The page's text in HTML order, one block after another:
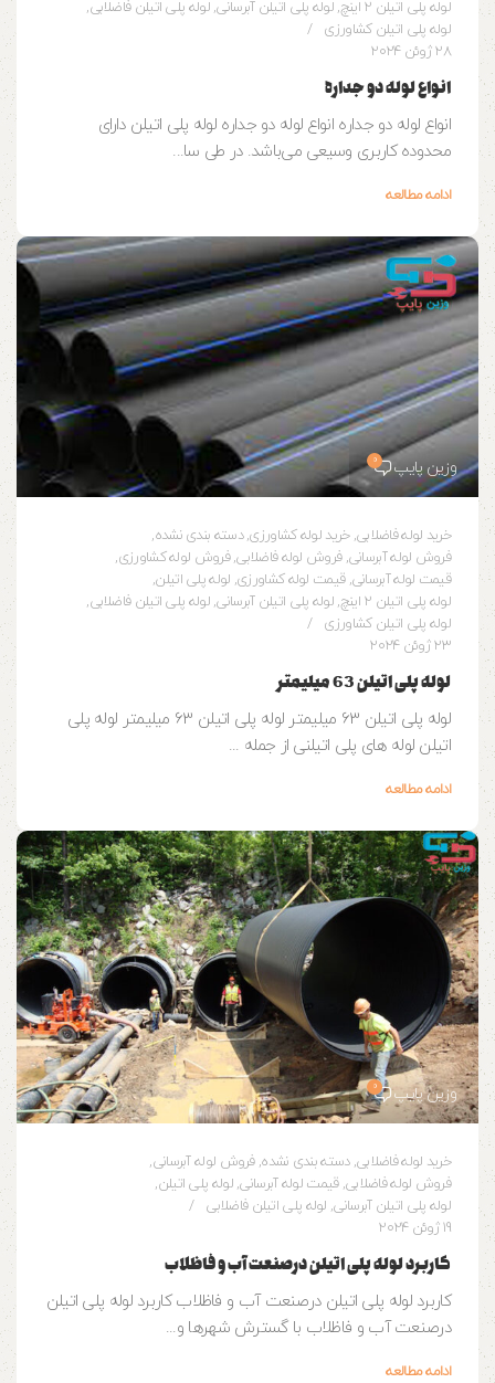
لوله پلی اتیلن 2 اینچ , لوله پلی اتیلن آبرسانی,لوله پلی اتیلن فاضلابی,
لوله پلی اتیلن کشاورزی
28 ژوئن 2024
انواع لوله دو جداره
انواع لوله دو جداره انواع لوله دو جداره لوله پلی اتیلن دارای
محدوده کاربری وسیعی می‌باشد. در طی سا...
ادامه مطالعه
وزین پایپ 0
خرید لوله فاضلابی,خرید لوله کشاورزی,دسته بندی نشده,
فروش لوله آبرسانی,فروش لوله فاضلابی,فروش لوله کشاورزی,
قیمت لوله آبرسانی,قیمت لوله کشاورزی, لوله پلی اتیلن,
لوله پلی اتیلن 2 اینچ
, لوله پلی اتیلن آبرسانی,لوله پلی اتیلن فاضلابی,
لوله پلی اتیلن کشاورزی
23 ژوئن 2024
لوله پلی اتیلن 63 میلیمتر
لوله پلی اتیلن 63 میلیمتر لوله پلی اتیلن 63 میلیمتر لوله پلی
اتیلن لوله های پلی اتیلنی از جمله ...
ادامه مطالعه
وزین پایپ 0
خرید لوله فاضلابی,دسته بندی نشده,فروش لوله آبرسانی,
فروش لوله فاضلابی,قیمت لوله آبرسانی,لوله پلی اتیلن,
لوله پلی اتیلن آبرسانی, لوله پلی اتیلن فاضلابی
19 ژوئن 2024
کاربرد لوله پلی اتیلن درصنعت آب و فاظلاب
کاربرد لوله پلی اتیلن درصنعت آب و فاظلاب کاربرد لوله پلی اتیلن
درصنعت آب و فاظلاب با گسترش شهرها و...
ادامه مطالعه